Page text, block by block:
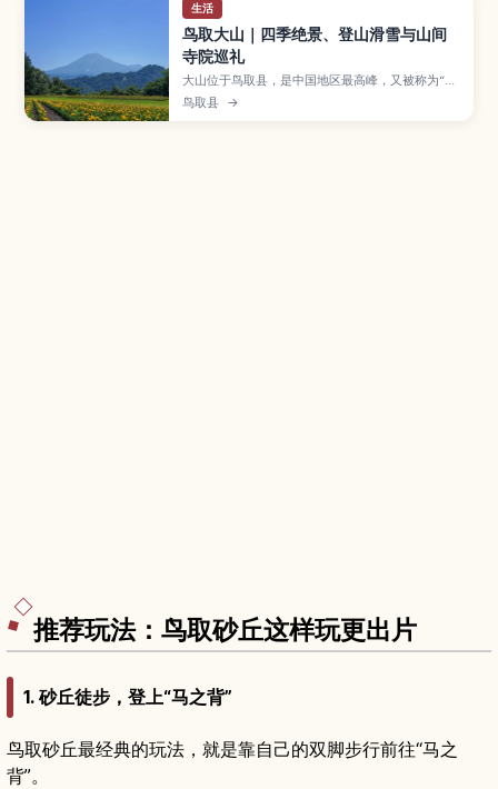
生活
鸟取大山｜四季绝景、登山滑雪与山间
寺院巡礼
大山位于鸟取县，是中国地区最高峰，又被称为“伯
耆富士”，以可眺望日本海的壮丽山景和丰富的户外
活动而闻名。本文介绍适合不同程度的登山路线、
鸟取县 →
推荐玩法：鸟取砂丘这样玩更出片
1. 砂丘徒步，登上“马之背”
鸟取砂丘最经典的玩法，就是靠自己的双脚步行前往“马之
背”。